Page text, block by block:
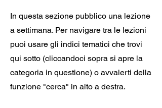
In questa sezione pubblico una lezione
a settimana. Per navigare tra le lezioni
puoi usare gli indici tematici che trovi
qui sotto (cliccandoci sopra si apre la
categoria in questione) o avvalerti della
funzione "cerca" in alto a destra.